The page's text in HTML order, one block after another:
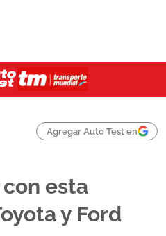
Agregar Auto Test en
esta
y Ford